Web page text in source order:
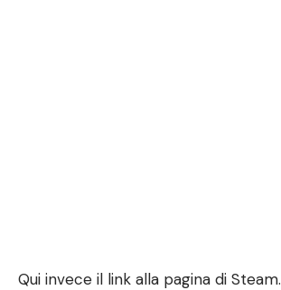
Qui invece il link alla pagina di Steam.